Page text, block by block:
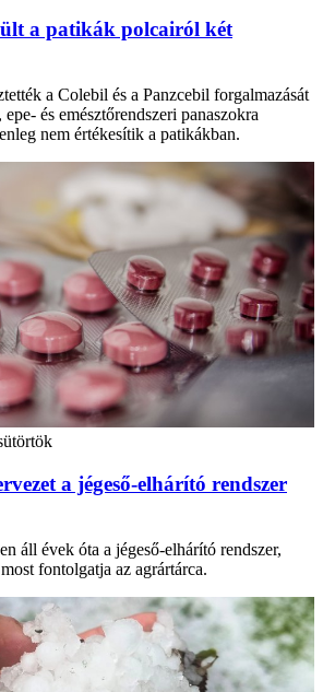
a patikák polcairól két
a Colebil és a Panzcebil forgalmazását
és emésztőrendszeri panaszokra
nem értékesítik a patikákban.
a jégeső-elhárító rendszer
áll évek óta a jégeső-elhárító rendszer,
fontolgatja az agrártárca.